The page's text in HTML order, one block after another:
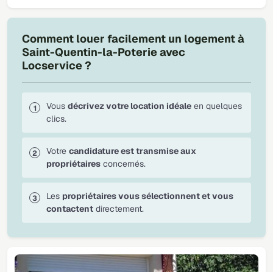
Comment louer facilement un logement à
Saint-Quentin-la-Poterie avec
Locservice ?
Vous décrivez votre location idéale en quelques
clics.
Votre candidature est transmise aux
propriétaires concernés.
Les propriétaires vous sélectionnent et vous
contactent directement.